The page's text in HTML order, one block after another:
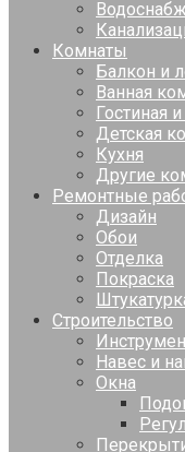
Комнаты
Балкон и
Ванная
Гостиная и
Детская
Кухня
Другие
Ремонтные
Дизайн
Обои
Отделка
Покраска
Строительство
Навес и
Окна